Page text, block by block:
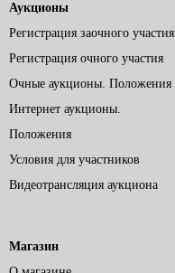
Аукционы
Регистрация заочного участия
Регистрация очного участия
Очные аукционы. Положения
Интернет аукционы.
Положения
Условия для участников
Видеотрансляция аукциона
Магазин